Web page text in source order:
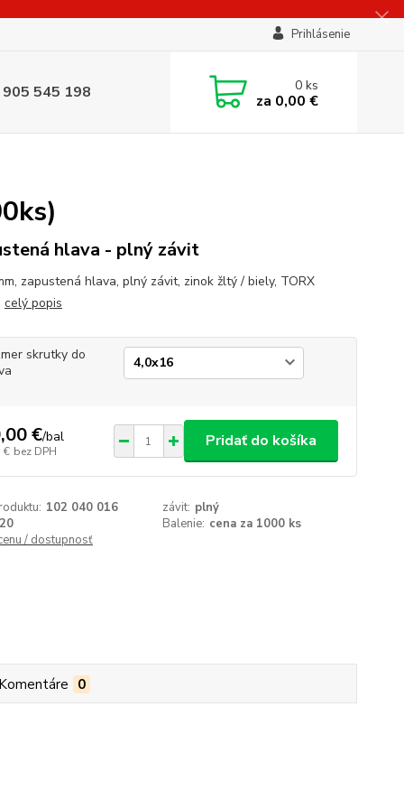
Prihlásenie
545 198 0ks
za 0,00 €
hlava - plný závit
zapustená hlava, plný závit, zinok žltý / biely, TORX
celý popis
skrutky do
€/bal
€ bez DPH
Pridať do košíka
102 040 016 závit: plný
Balenie: cena za 1000 ks
/ dostupnosť
Komentáre 0